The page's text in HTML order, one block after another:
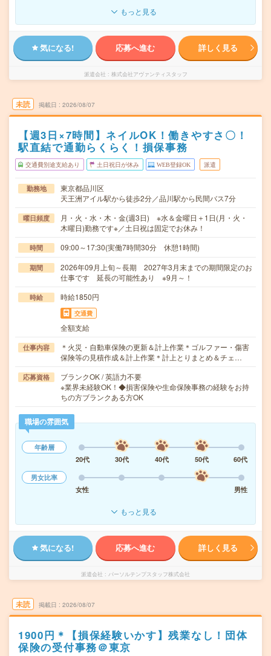
もっと見る
気になる! 応募へ進む 詳しく見る
派遣会社 株式会社アヴァンティスタッフ
未読 掲載日 2026/08/07
【週3日×7時間】ネイルOK！働きやすさ〇！
駅直結で通勤らくらく！損保事務
交通費別途支給あり 土日祝日が休み WEB登録OK 派遣
勤務地
東京都品川区
天王洲アイル駅から徒歩2分／品川駅から民間バス7分
曜日頻度
月・火・水・木・金(週3日) ※水＆金曜日＋1日(月・火・
木曜日)勤務です※／土日祝は固定でお休み！
時間 09:00～17:30(実働7時間30分 休憩1時間)
期間
2026年09月上旬～長期 2027年3月末までの期間限定のお
仕事です 延長の可能性あり ※9月～！
時給 時給1850円
交通費
全額支給
仕事内容
＊火災・自動車保険の更新＆計上作業＊ゴルファー・傷害
保険等の見積作成＆計上作業＊計上とりまとめ＆チェ…
応募資格
ブランクOK / 英語力不要
※業界未経験OK！◆損害保険や生命保険事務の経験をお持
ちの方ブランクある方OK
職場の雰囲気
年齢層
20代
30代 40代 50代
60代
男女比率
女性
男性
もっと見る
気になる! 応募へ進む 詳しく見る
派遣会社 パーソルテンプスタッフ株式会社
未読 掲載日 2026/08/07
1900円＊【損保経験いかす】残業なし！団体
保険の受付事務＠東京